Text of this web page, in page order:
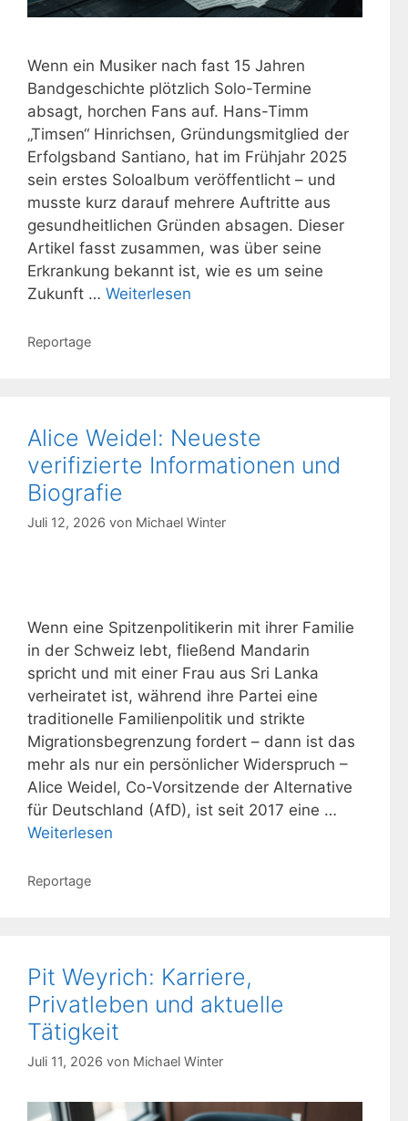
Wenn ein Musiker nach fast 15 Jahren
Bandgeschichte plötzlich Solo-Termine
absagt, horchen Fans auf. Hans-Timm
„Timsen“ Hinrichsen, Gründungsmitglied der
Erfolgsband Santiano, hat im Frühjahr 2025
sein erstes Soloalbum veröffentlicht – und
musste kurz darauf mehrere Auftritte aus
gesundheitlichen Gründen absagen. Dieser
Artikel fasst zusammen, was über seine
Erkrankung bekannt ist, wie es um seine
Zukunft … Weiterlesen
Kategorien
Reportage
Alice Weidel: Neueste
verifizierte Informationen und
Biografie
Juli 12, 2026 von Michael Winter
Wenn eine Spitzenpolitikerin mit ihrer Familie
in der Schweiz lebt, fließend Mandarin
spricht und mit einer Frau aus Sri Lanka
verheiratet ist, während ihre Partei eine
traditionelle Familienpolitik und strikte
Migrationsbegrenzung fordert – dann ist das
mehr als nur ein persönlicher Widerspruch –
Alice Weidel, Co-Vorsitzende der Alternative
für Deutschland (AfD), ist seit 2017 eine …
Weiterlesen
Kategorien
Reportage
Pit Weyrich: Karriere,
Privatleben und aktuelle
Tätigkeit
Juli 11, 2026 von Michael Winter